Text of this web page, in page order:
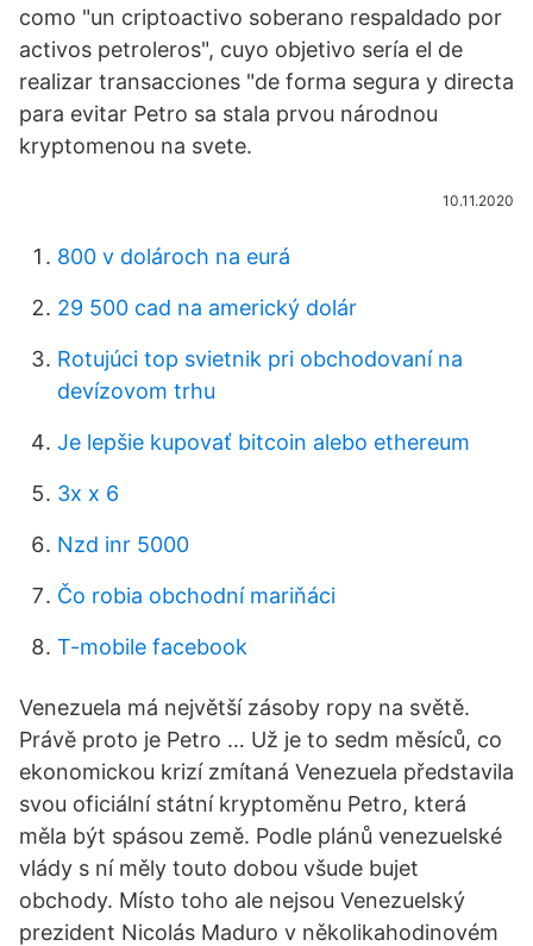
como "un criptoactivo soberano respaldado por
activos petroleros", cuyo objetivo sería el de
realizar transacciones "de forma segura y directa
para evitar Petro sa stala prvou národnou
kryptomenou na svete.
10.11.2020
800 v dolároch na eurá
29 500 cad na americký dolár
Rotujúci top svietnik pri obchodovaní na
devízovom trhu
Je lepšie kupovať bitcoin alebo ethereum
3x x 6
Nzd inr 5000
Čo robia obchodní mariňáci
T-mobile facebook
Venezuela má největší zásoby ropy na světě.
Právě proto je Petro … Už je to sedm měsíců, co
ekonomickou krizí zmítaná Venezuela představila
svou oficiální státní kryptoměnu Petro, která
měla být spásou země. Podle plánů venezuelské
vlády s ní měly touto dobou všude bujet
obchody. Místo toho ale nejsou Venezuelský
prezident Nicolás Maduro v několikahodinovém